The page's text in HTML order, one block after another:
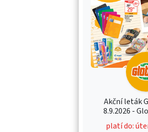
Akční leták
8.9.2026 -
platí do: